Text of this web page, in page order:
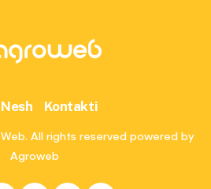
Kontakti
All rights reserved powered by
Agroweb